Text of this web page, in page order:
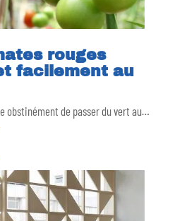
rouges
facilement au
obstinément de passer du vert au…